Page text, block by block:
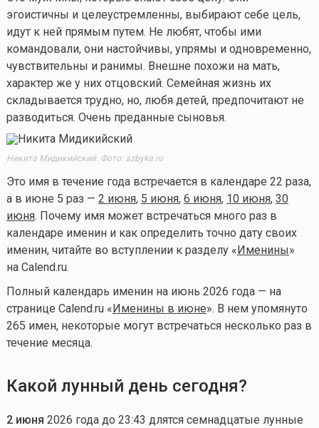
эгоистичны и целеустремленны, выбирают себе цель,
идут к ней прямым путем. Не любят, чтобы ими
командовали, они настойчивы, упрямы и одновременно,
чувствительны и ранимы. Внешне похожи на мать,
характер же у них отцовский. Семейная жизнь их
складывается трудно, но, любя детей, предпочитают не
разводиться. Очень преданные сыновья.
Никита Мидикийский. Фото: azbyka.ru
Это имя в течение года встречается в календаре 22 раза,
а в июне 5 раз — 2 июня, 5 июня, 6 июня, 10 июня, 30
июня. Почему имя может встречаться много раз в
календаре именин и как определить точно дату своих
именин, читайте во вступлении к разделу « Именины»
на Calend.ru.
Полный календарь именин на июнь 2026 года — на
странице Calend.ru « Именины в июне». В нем упомянуто
265 имен, некоторые могут встречаться несколько раз в
течение месяца.
Какой лунный день сегодня?
2 июня 2026 года до 23:43 длятся семнадцатые лунные